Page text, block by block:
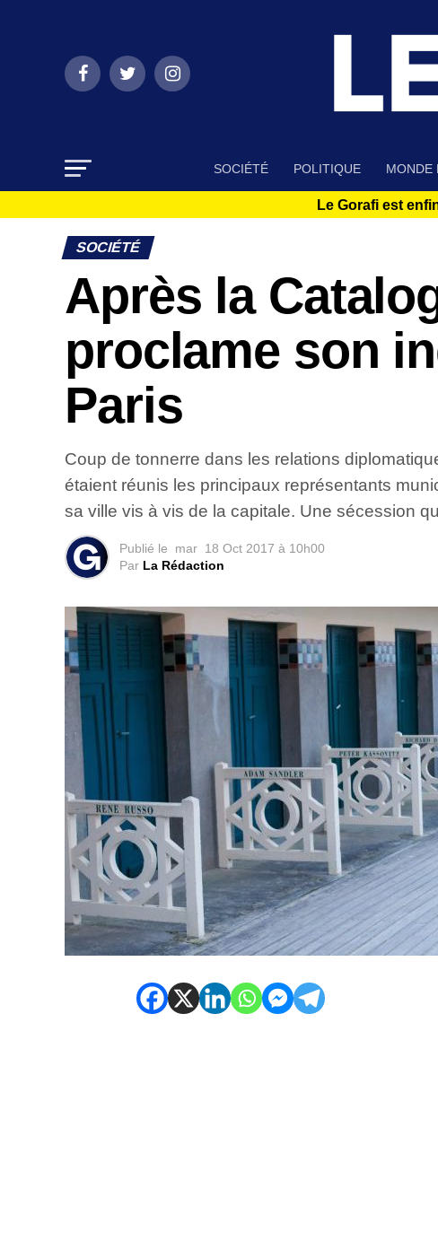
SOCIÉTÉ POLITIQUE MONDE
Le Gorafi est
SOCIÉTÉ
Après la
proclame son
Paris
Coup de tonnerre dans les relations
étaient réunis les principaux représentants
sa ville vis à vis de la capitale. Une sécession
Publié le mar 18 Oct 2017 à 10h00
Par La Rédaction